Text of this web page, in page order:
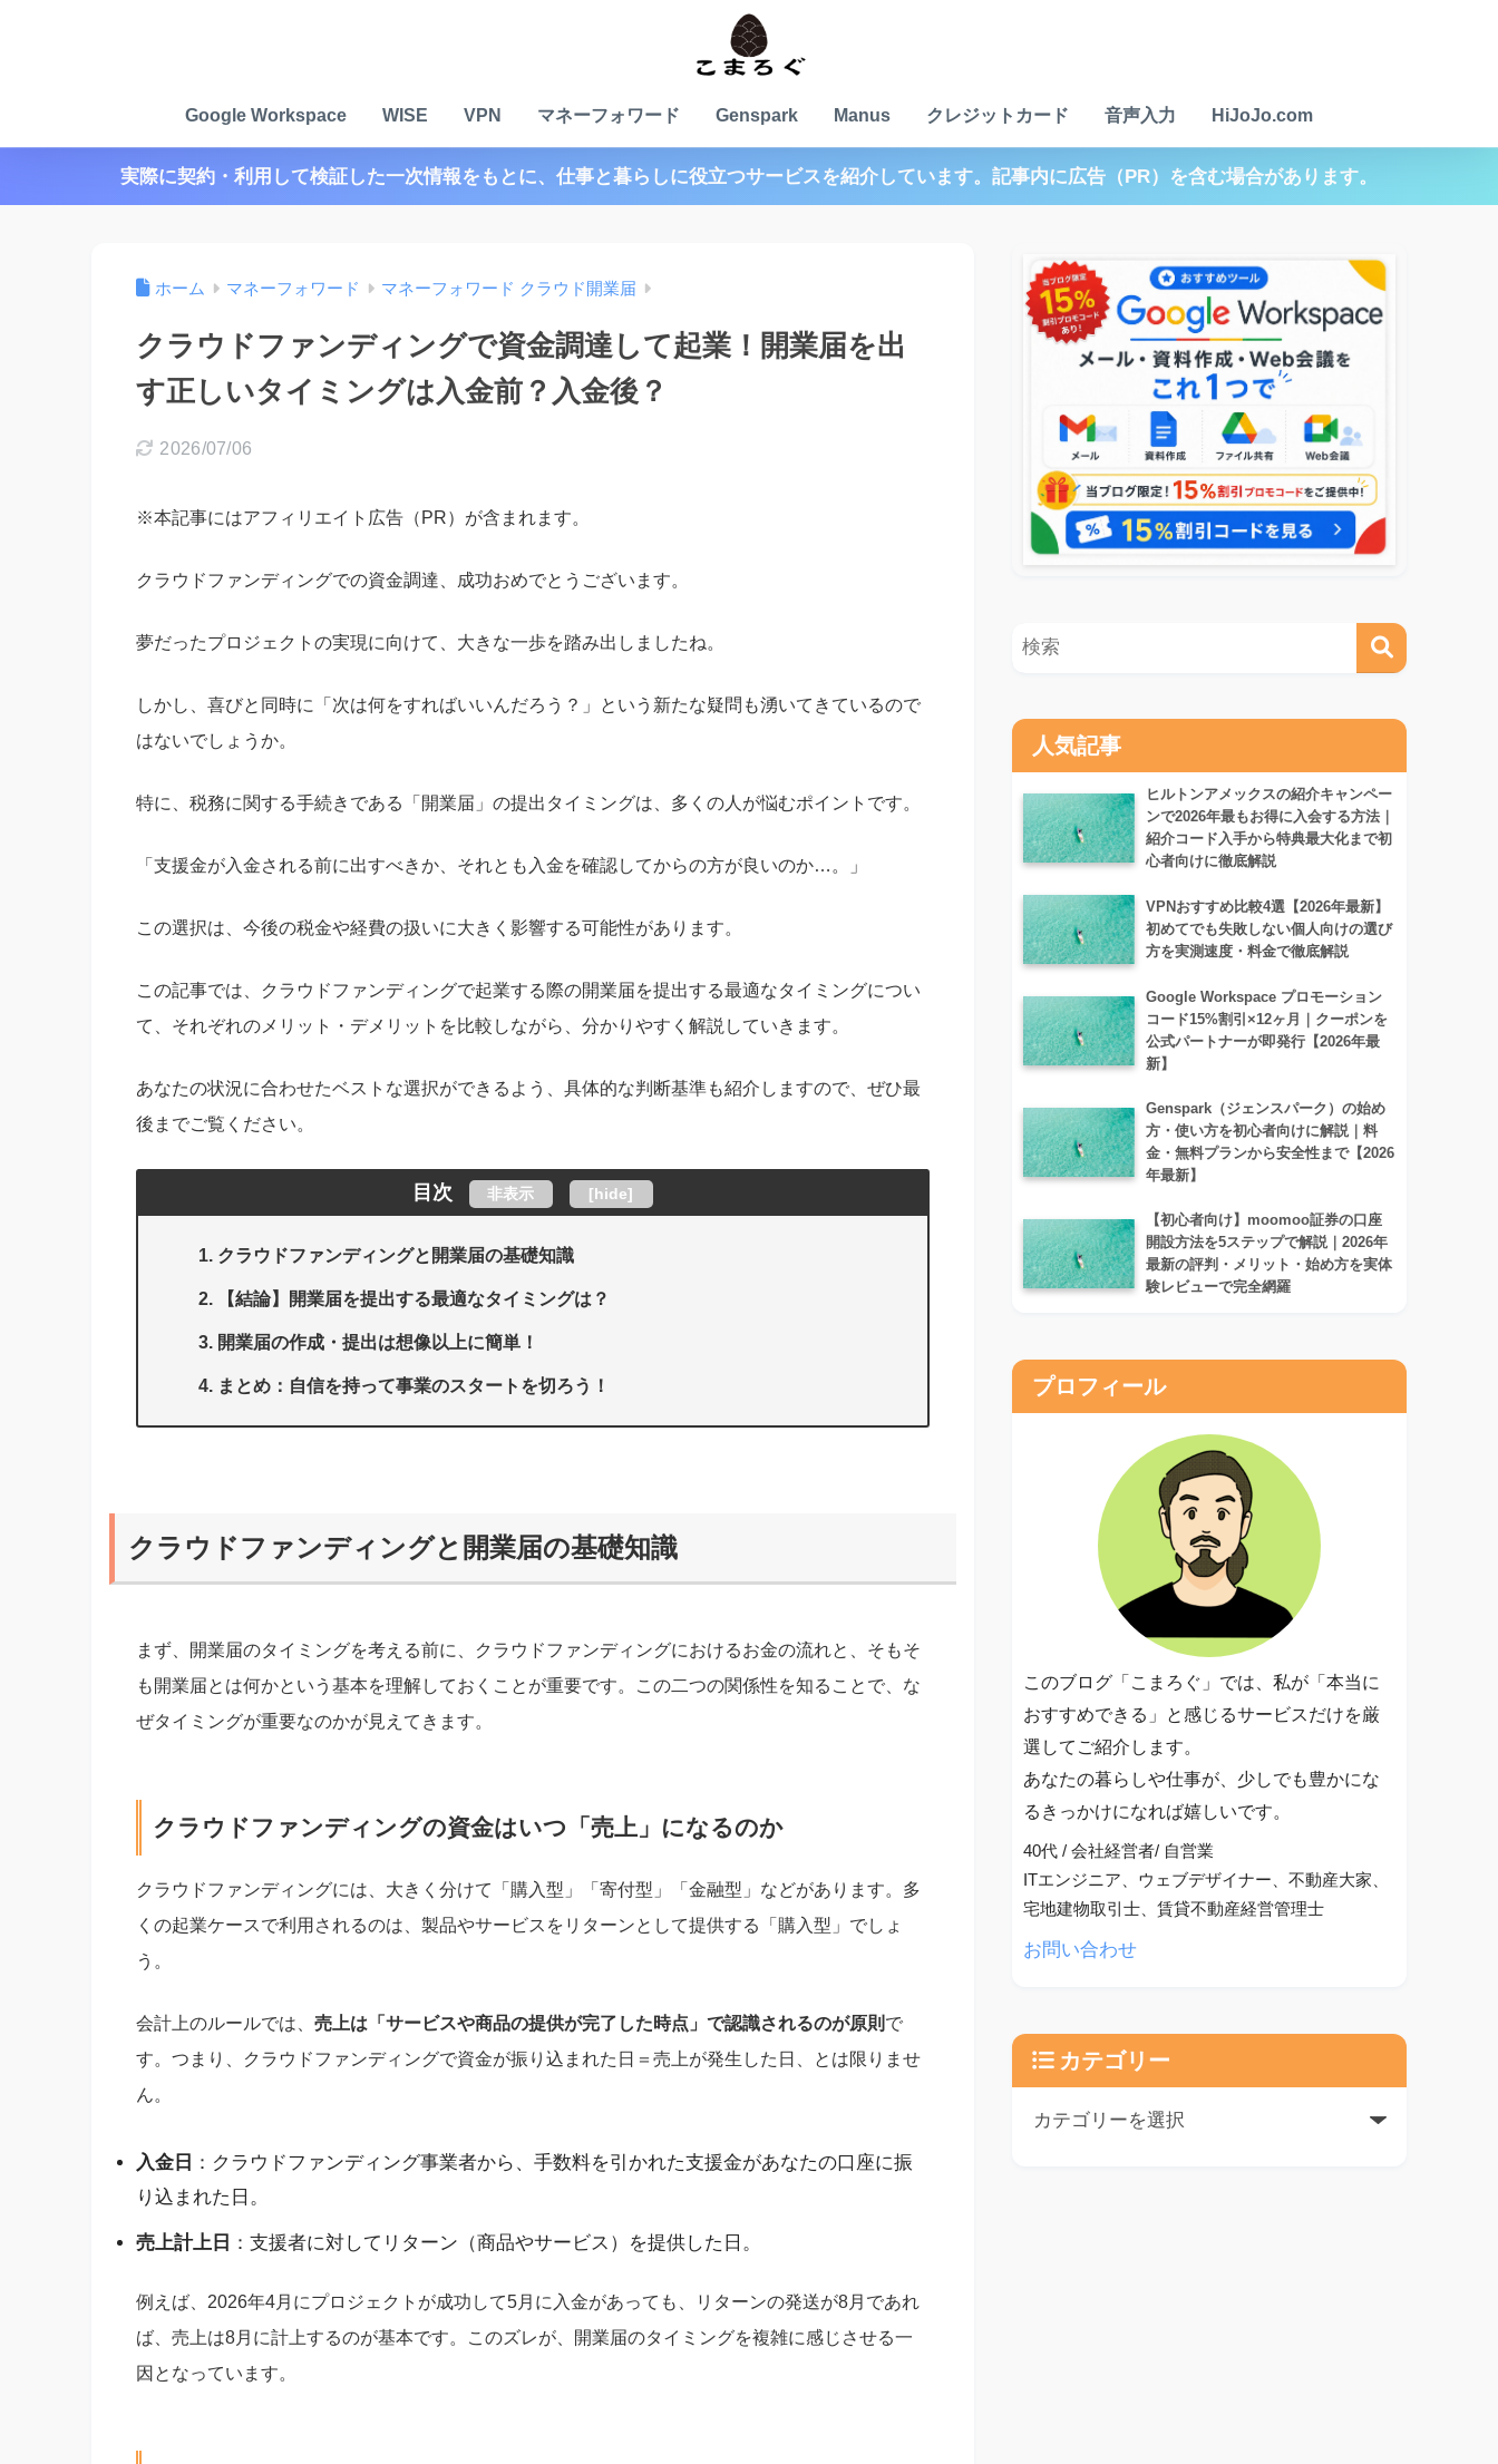
Google Workspace WISE VPN マネーフォワード Genspark Manus クレジットカード 音声入力 HiJoJo.com
実際に契約・利用して検証した一次情報をもとに、仕事と暮らしに役立つサービスを紹介しています。記事内に広告（PR）を含む場合があります。
ホーム マネーフォワード マネーフォワード クラウド開業届
クラウドファンディングで資金調達して起業！開業届を出
す正しいタイミングは入金前？入金後？
2026/07/06
※本記事にはアフィリエイト広告（PR）が含まれます。
クラウドファンディングでの資金調達、成功おめでとうございます。
夢だったプロジェクトの実現に向けて、大きな一歩を踏み出しましたね。
しかし、喜びと同時に「次は何をすればいいんだろう？」という新たな疑問も湧いてきているので
はないでしょうか。
特に、税務に関する手続きである「開業届」の提出タイミングは、多くの人が悩むポイントです。
「支援金が入金される前に出すべきか、それとも入金を確認してからの方が良いのか…。」
この選択は、今後の税金や経費の扱いに大きく影響する可能性があります。
この記事では、クラウドファンディングで起業する際の開業届を提出する最適なタイミングについ
て、それぞれのメリット・デメリットを比較しながら、分かりやすく解説していきます。
あなたの状況に合わせたベストな選択ができるよう、具体的な判断基準も紹介しますので、ぜひ最
後までご覧ください。
目次 非表示 [hide]
クラウドファンディングと開業届の基礎知識
【結論】開業届を提出する最適なタイミングは？
開業届の作成・提出は想像以上に簡単！
まとめ：自信を持って事業のスタートを切ろう！
クラウドファンディングと開業届の基礎知識
まず、開業届のタイミングを考える前に、クラウドファンディングにおけるお金の流れと、そもそ
も開業届とは何かという基本を理解しておくことが重要です。この二つの関係性を知ることで、な
ぜタイミングが重要なのかが見えてきます。
クラウドファンディングの資金はいつ「売上」になるのか
クラウドファンディングには、大きく分けて「購入型」「寄付型」「金融型」などがあります。多
くの起業ケースで利用されるのは、製品やサービスをリターンとして提供する「購入型」でしょ
う。
会計上のルールでは、 売上は「サービスや商品の提供が完了した時点」で認識されるのが原則 で
す。つまり、クラウドファンディングで資金が振り込まれた日＝売上が発生した日、とは限りませ
ん。
入金日 ：クラウドファンディング事業者から、手数料を引かれた支援金があなたの口座に振
り込まれた日。
売上計上日 ：支援者に対してリターン（商品やサービス）を提供した日。
例えば、2026年4月にプロジェクトが成功して5月に入金があっても、リターンの発送が8月であれ
ば、売上は8月に計上するのが基本です。このズレが、開業届のタイミングを複雑に感じさせる一
因となっています。
人気記事
ヒルトンアメックスの紹介キャンペー
ンで2026年最もお得に入会する方法｜
紹介コード入手から特典最大化まで初
心者向けに徹底解説
VPNおすすめ比較4選【2026年最新】
初めてでも失敗しない個人向けの選び
方を実測速度・料金で徹底解説
Google Workspace プロモーション
コード15%割引×12ヶ月｜クーポンを
公式パートナーが即発行【2026年最
新】
Genspark（ジェンスパーク）の始め
方・使い方を初心者向けに解説｜料
金・無料プランから安全性まで【2026
年最新】
【初心者向け】moomoo証券の口座
開設方法を5ステップで解説｜2026年
最新の評判・メリット・始め方を実体
験レビューで完全網羅
プロフィール
このブログ「こまろぐ」では、私が「本当に
おすすめできる」と感じるサービスだけを厳
選してご紹介します。
あなたの暮らしや仕事が、少しでも豊かにな
るきっかけになれば嬉しいです。
40代 / 会社経営者/ 自営業
ITエンジニア、ウェブデザイナー、不動産大家、
宅地建物取引士、賃貸不動産経営管理士
お問い合わせ
カテゴリー